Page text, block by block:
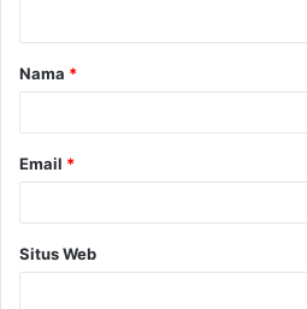
Nama *
Email *
Situs Web